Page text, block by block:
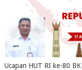
Ucapan HUT RI ke-80